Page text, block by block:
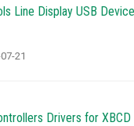
Line Display USB
21
Drivers for XBCD